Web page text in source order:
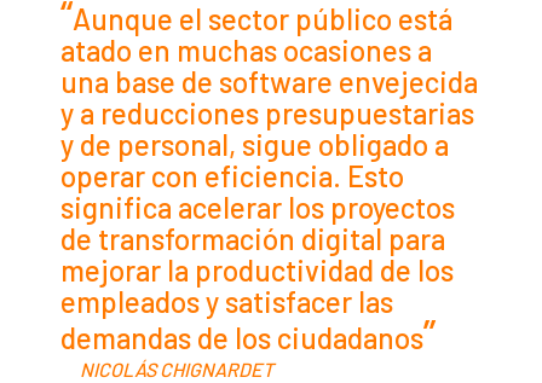
Aunque el sector público está
atado en muchas ocasiones a
una base de software envejecida
y a reducciones presupuestarias
y de personal, sigue obligado a
operar con eficiencia. Esto
significa acelerar los proyectos
de transformación digital para
mejorar la productividad de los
empleados y satisfacer las
demandas de los ciudadanos
NICOLÁS CHIGNARDET